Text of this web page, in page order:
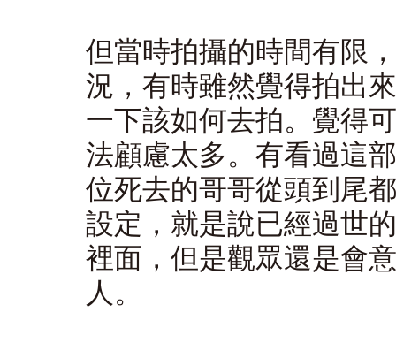
但當時拍攝的時間有限
況，有時雖然覺得拍出
一下該如何去拍。覺得
法顧慮太多。有看過這
位死去的哥哥從頭到尾
設定，就是說已經過世
裡面，但是觀眾還是會
人。